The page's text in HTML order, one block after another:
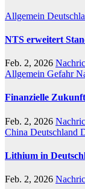
Allgemein
NTS erweitert
Feb. 2, 2026
Allgemein Gefahr
Finanzielle
Feb. 2, 2026
China Deutschland
Lithium in
Feb. 2, 2026